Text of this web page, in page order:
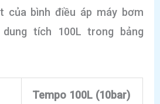
của bình điều áp máy bơm
tích 100L trong bảng
Tempo 100L (10bar)